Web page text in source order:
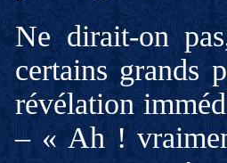
Ne dirait-on
certains grands
révélation
– « Ah !